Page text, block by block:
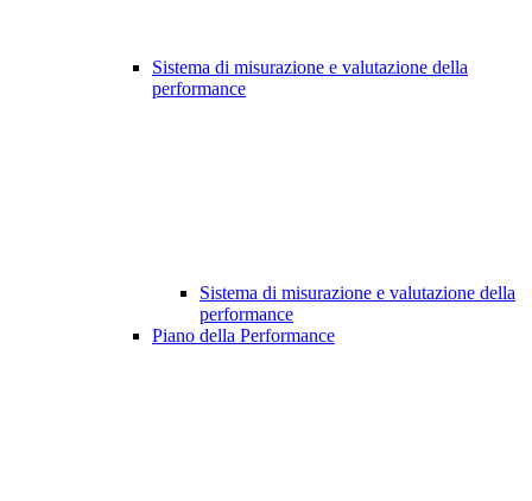
Sistema di misurazione e valutazione della
performance
Sistema di misurazione e valutazione della
performance
Piano della Performance